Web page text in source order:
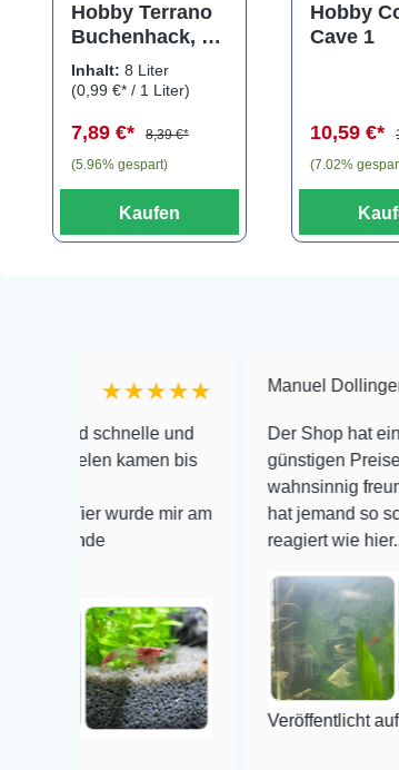
Hobby Terrano
Buchenhack, 8
Liter
Inhalt: 8 Liter
(0,99 €* / 1 Liter)
7,89 €*
8,39 €*
(5.96% gespart)
Kaufen
Hobby
Cave 1
10,59 €*
(7.02%
★★★★★
und
kamen bis
wurde mir am
Manuel Dollinger
Der Shop hat eine riesige
günstigen Preisen. Der
wahnsinnig freundlich und
hat jemand so schnell und
reagiert wie hier...
Veröffentlicht auf Google